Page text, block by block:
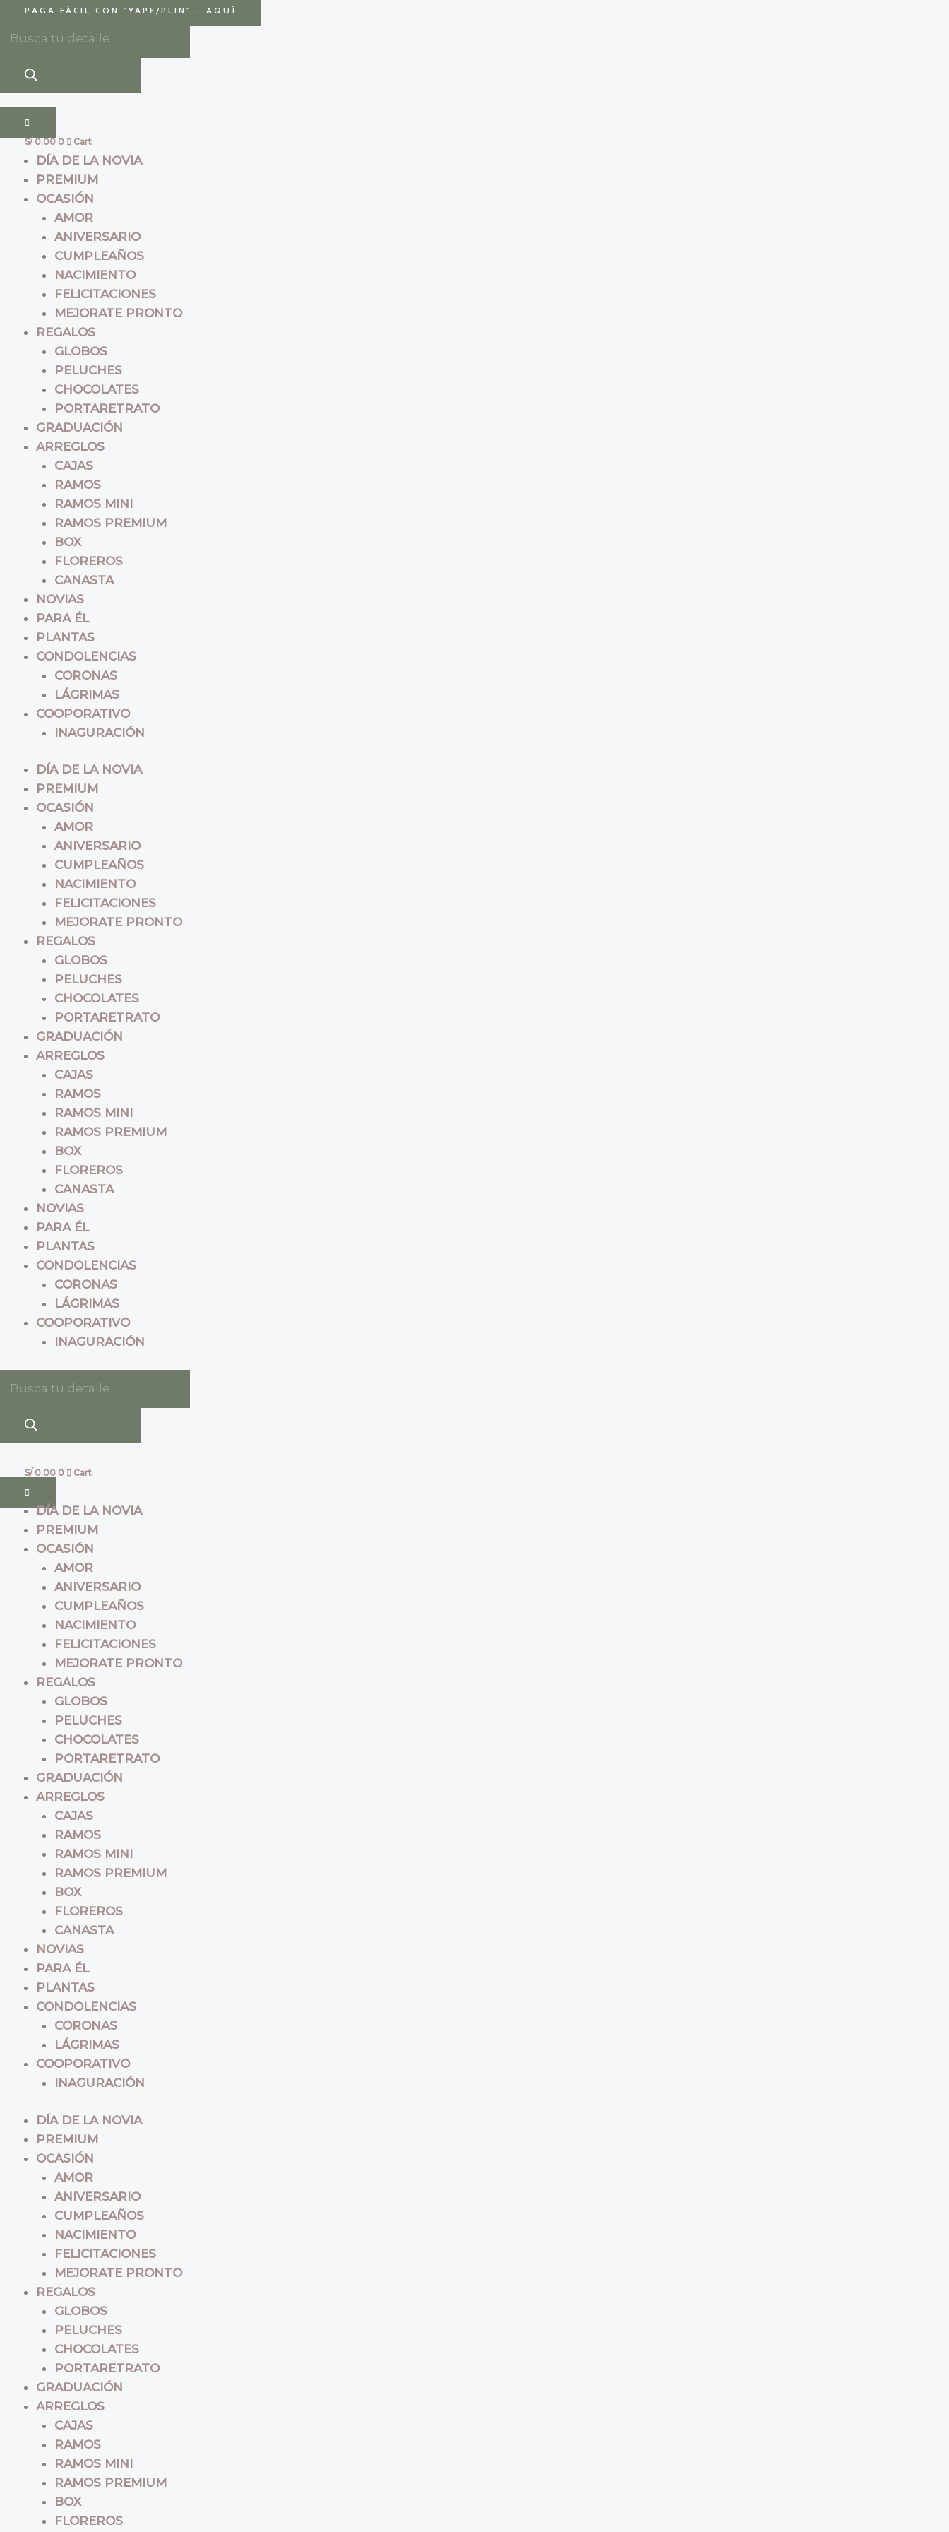
contenido
PAGA FÁCIL CON "YAPE/PLIN" - AQUÍ
Búsqueda
productos
S/0.00 0 Cart
DÍA DE LA NOVIA
PREMIUM
OCASIÓN
AMOR
ANIVERSARIO
CUMPLEAÑOS
NACIMIENTO
FELICITACIONES
MEJORATE PRONTO
REGALOS
GLOBOS
PELUCHES
CHOCOLATES
PORTARETRATO
GRADUACIÓN
ARREGLOS
CAJAS
RAMOS
RAMOS MINI
RAMOS PREMIUM
BOX
FLOREROS
CANASTA
NOVIAS
PARA ÉL
PLANTAS
CONDOLENCIAS
CORONAS
LÁGRIMAS
COOPORATIVO
INAGURACIÓN
DÍA DE LA NOVIA
PREMIUM
OCASIÓN
AMOR
ANIVERSARIO
CUMPLEAÑOS
NACIMIENTO
FELICITACIONES
MEJORATE PRONTO
REGALOS
GLOBOS
PELUCHES
CHOCOLATES
PORTARETRATO
GRADUACIÓN
ARREGLOS
CAJAS
RAMOS
RAMOS MINI
RAMOS PREMIUM
BOX
FLOREROS
CANASTA
NOVIAS
PARA ÉL
PLANTAS
CONDOLENCIAS
CORONAS
LÁGRIMAS
COOPORATIVO
INAGURACIÓN
Búsqueda
productos
S/0.00 0 Cart
DÍA DE LA NOVIA
PREMIUM
OCASIÓN
AMOR
ANIVERSARIO
CUMPLEAÑOS
NACIMIENTO
FELICITACIONES
MEJORATE PRONTO
REGALOS
GLOBOS
PELUCHES
CHOCOLATES
PORTARETRATO
GRADUACIÓN
ARREGLOS
CAJAS
RAMOS
RAMOS MINI
RAMOS PREMIUM
BOX
FLOREROS
CANASTA
NOVIAS
PARA ÉL
PLANTAS
CONDOLENCIAS
CORONAS
LÁGRIMAS
COOPORATIVO
INAGURACIÓN
DÍA DE LA NOVIA
PREMIUM
OCASIÓN
AMOR
ANIVERSARIO
CUMPLEAÑOS
NACIMIENTO
FELICITACIONES
MEJORATE PRONTO
REGALOS
GLOBOS
PELUCHES
CHOCOLATES
PORTARETRATO
GRADUACIÓN
ARREGLOS
CAJAS
RAMOS
RAMOS MINI
RAMOS PREMIUM
BOX
FLOREROS